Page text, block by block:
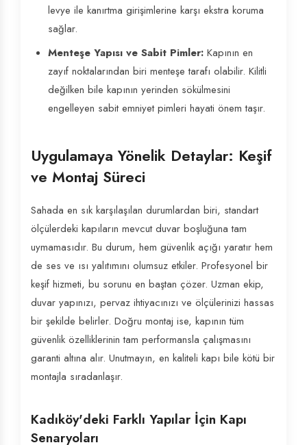
levye ile kanırtma girişimlerine karşı ekstra koruma
sağlar.
Menteşe Yapısı ve Sabit Pimler: Kapının en
zayıf noktalarından biri menteşe tarafı olabilir. Kilitli
değilken bile kapının yerinden sökülmesini
engelleyen sabit emniyet pimleri hayati önem taşır.
Uygulamaya Yönelik Detaylar: Keşif
ve Montaj Süreci
Sahada en sık karşılaşılan durumlardan biri, standart
ölçülerdeki kapıların mevcut duvar boşluğuna tam
uymamasıdır. Bu durum, hem güvenlik açığı yaratır hem
de ses ve ısı yalıtımını olumsuz etkiler. Profesyonel bir
keşif hizmeti, bu sorunu en baştan çözer. Uzman ekip,
duvar yapınızı, pervaz ihtiyacınızı ve ölçülerinizi hassas
bir şekilde belirler. Doğru montaj ise, kapının tüm
güvenlik özelliklerinin tam performansla çalışmasını
garanti altına alır. Unutmayın, en kaliteli kapı bile kötü bir
montajla sıradanlaşır.
Kadıköy'deki Farklı Yapılar İçin Kapı
Senaryoları